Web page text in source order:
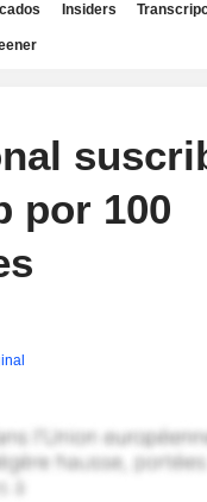
Insiders
por 100